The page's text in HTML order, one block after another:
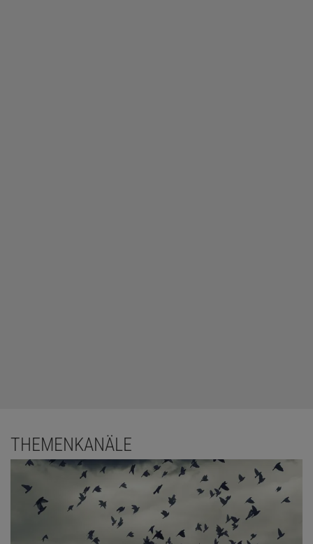
THEMENKANÄLE